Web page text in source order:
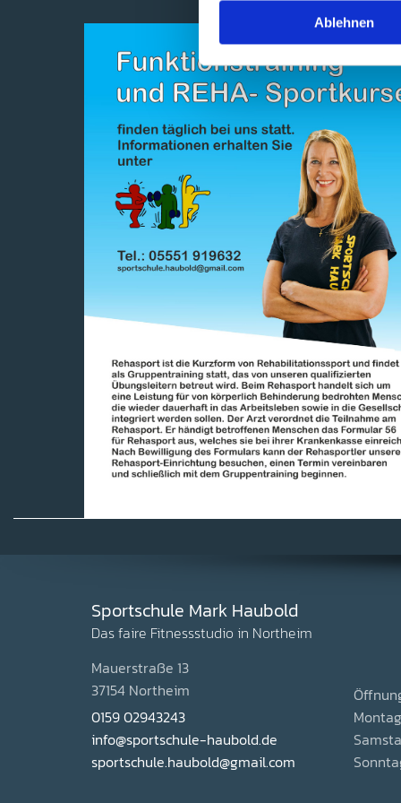
Ablehnen
Sportschule Mark Haubold
Das faire Fitnessstudio in Northeim
Mauerstraße 13
37154 Northeim
0159 02943243
info@sportschule-haubold.de
sportschule.haubold@gmail.com